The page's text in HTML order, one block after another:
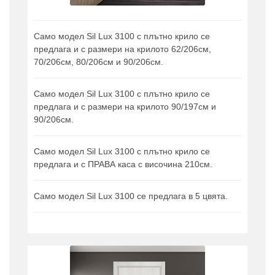
Само модел Sil Lux 3100 с плътно крило се
предлага и с размери на крилото 62/206см,
70/206см, 80/206см и 90/206см.
Само модел Sil Lux 3100 с плътно крило се
предлага и с размери на крилото 90/197см и
90/206см.
Само модел Sil Lux 3100 с плътно крило се
предлага и с ПРАВА каса с височина 210см.
Само модел Sil Lux 3100 се предлага в 5 цвята.